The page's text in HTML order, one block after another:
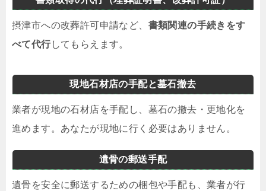
摂津市への改葬許可申請など、 書類関連の手続きをす
べて代行してもらえます。
現地石材店の手配と墓石撤去
業者が現地の石材店を手配し、墓石の撤去・更地化を
進めます。あなたが現地に行く必要はありません。
遺骨の郵送手配
遺骨を安全に郵送するための梱包や手配も、業者が行